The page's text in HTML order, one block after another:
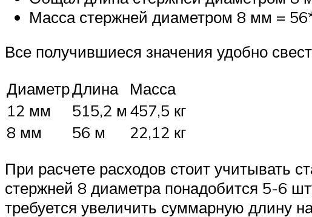
Масса стержней диаметром 8 мм =
Все получившиеся значения удобно
ДиаметрДлина
Масса
12 мм
515,2 м 457,5 кг
8 мм
56 м
22,12 кг
При расчете расходов стоит учитывать
стержней 8 диаметра понадобится 5-6
требуется увеличить суммарную длину